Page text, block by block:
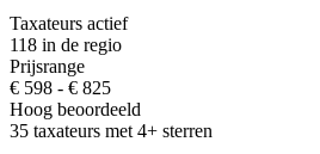
Taxateurs actief
118 in de regio
Prijsrange
€ 598 - € 825
Hoog beoordeeld
35 taxateurs met 4+ sterren